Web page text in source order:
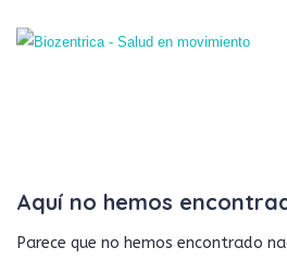
Aquí no hemos
Parece que no hemos encontrado